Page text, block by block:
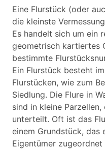
Eine Flurstück (oder
die kleinste
Es handelt sich um ein
geometrisch kartiertes
bestimmte
Ein Flurstück besteht
Flurstücken, wie zum
Siedlung. Die Flure in
sind in kleine
unterteilt. Oft ist das
einem Grundstück, das
Eigentümer